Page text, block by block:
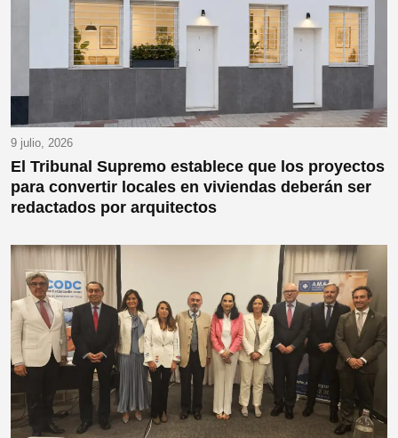
9 julio, 2026
El Tribunal Supremo establece que los proyectos
para convertir locales en viviendas deberán ser
redactados por arquitectos